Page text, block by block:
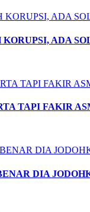
ADA
TAPI FAKIR
DIA